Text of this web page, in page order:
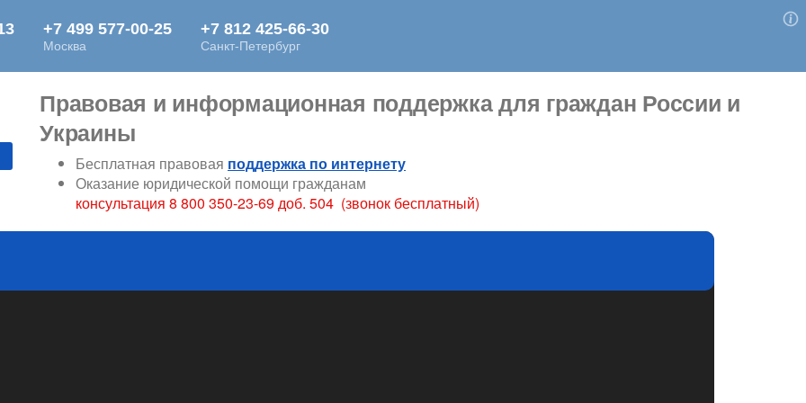
Правовая и информационная поддержка для граждан России и
Украины
Бесплатная правовая поддержка по интернету
Оказание юридической помощи гражданам
консультация 8 800 350-23-69 доб. 504 (звонок бесплатный)